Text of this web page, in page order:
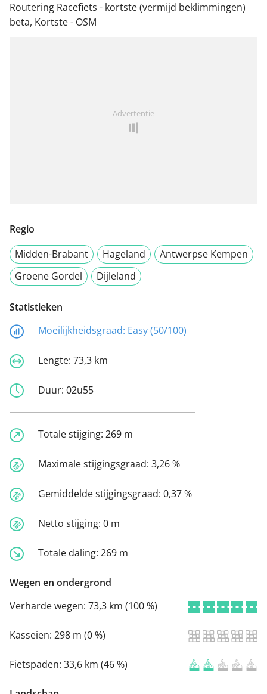
Routering Racefiets - kortste (vermijd beklimmingen)
beta, Kortste - OSM
Advertentie
Regio
Midden-Brabant
Hageland
Antwerpse Kempen
Groene Gordel
Dijleland
Statistieken
Moeilijkheidsgraad: Easy (50/100)
Lengte: 73,3 km
Duur: 02u55
Totale stijging: 269 m
Maximale stijgingsgraad: 3,26 %
Gemiddelde stijgingsgraad: 0,37 %
Netto stijging: 0 m
Totale daling: 269 m
Wegen en ondergrond
Verharde wegen: 73,3 km (100 %)
Kasseien: 298 m (0 %)
Fietspaden: 33,6 km (46 %)